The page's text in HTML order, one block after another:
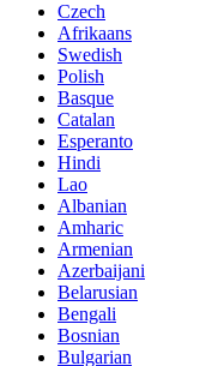
Czech
Afrikaans
Swedish
Polish
Basque
Catalan
Esperanto
Hindi
Lao
Albanian
Amharic
Armenian
Azerbaijani
Belarusian
Bengali
Bosnian
Bulgarian